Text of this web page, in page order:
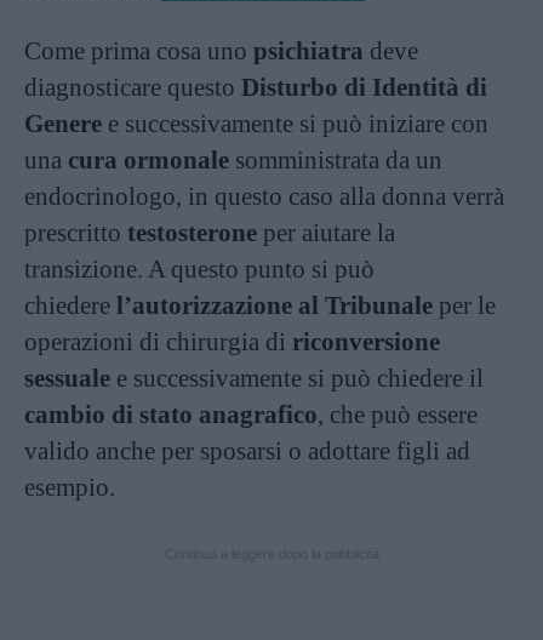
Come prima cosa uno psichiatra deve
diagnosticare questo Disturbo di Identità di
Genere e successivamente si può iniziare con
una cura ormonale somministrata da un
endocrinologo, in questo caso alla donna verrà
prescritto testosterone per aiutare la
transizione. A questo punto si può
chiedere l’autorizzazione al Tribunale per le
operazioni di chirurgia di riconversione
sessuale e successivamente si può chiedere il
cambio di stato anagrafico, che può essere
valido anche per sposarsi o adottare figli ad
esempio.